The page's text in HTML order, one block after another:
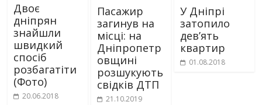
Двоє
дніпрян
знайшли
швидкий
спосіб
розбагатіти
(Фото)
20.06.2018
Пасажир
загинув на
місці: на
Дніпропетр
овщині
розшукують
свідків ДТП
21.10.2019
У Дніпрі
затопило
дев’ять
квартир
01.08.2018